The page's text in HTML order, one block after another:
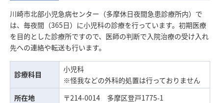
川崎市北部小児急病センター（多摩休日夜間急患診療所内）で
は、毎夜間（365日）に小児科の診療を行っています。初期医療
を目的とした診療所ですので、医師の判断で入院治療の受け入れ
先への連絡や転送も行います。
診療科目
小児科
※怪我などの外科的処置は行っておりません
所在地
〒214-0014 多摩区登戸1775-1